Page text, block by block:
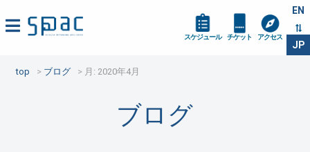
EN
JP
スケジュール チケット アクセス
top ブログ 月: 2020年4月
ブログ